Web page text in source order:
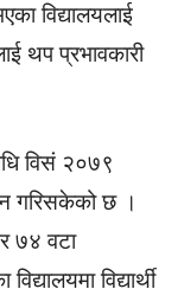
विद्यालयलाई
थप प्रभावकारी
विसं २०७९
गरिसकेको छ ।
७४ वटा
विद्यार्थी